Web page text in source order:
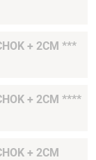
CHOK + 2CM ***
CHOK + 2CM ****